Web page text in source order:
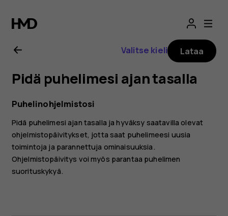
Nokia
3.4
käyttöopas
Valitse kieli Lataa
Pidä puhelimesi ajan tasalla
Puhelinohjelmistosi
Pidä puhelimesi ajan tasalla ja hyväksy saatavilla olevat
ohjelmistopäivitykset, jotta saat puhelimeesi uusia
toimintoja ja parannettuja ominaisuuksia.
Ohjelmistopäivitys voi myös parantaa puhelimen
suorituskykyä.